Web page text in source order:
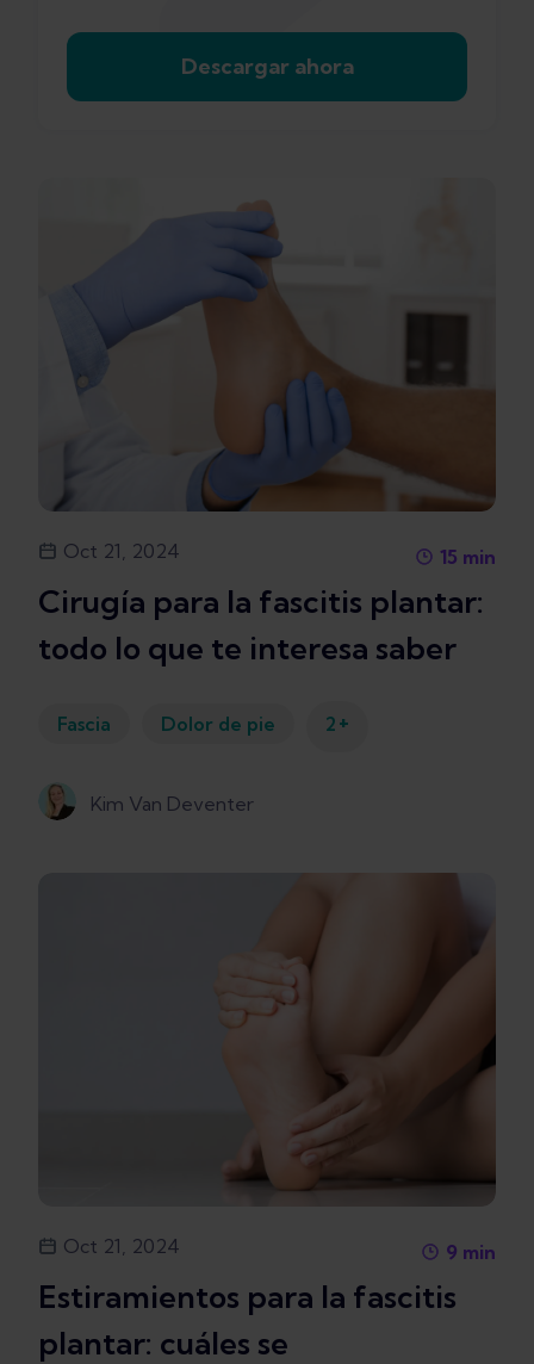
Descargar ahora
Oct 21, 2024 15 min
Cirugía para la fascitis plantar:
todo lo que te interesa saber
Fascia Dolor de pie 2 +
Kim Van Deventer
Oct 21, 2024 9 min
Estiramientos para la fascitis
plantar: cuáles se